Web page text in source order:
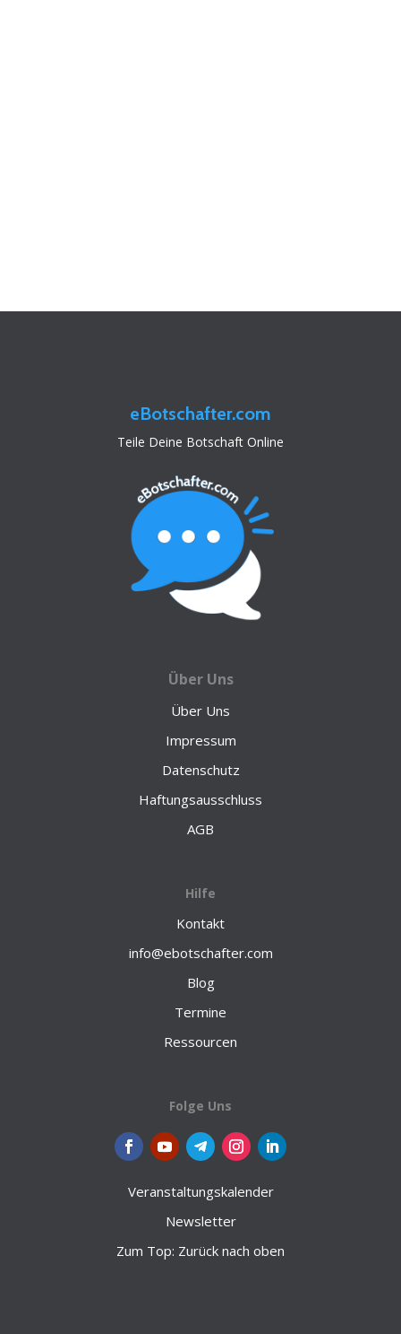
eBotschafter.com
Teile Deine Botschaft Online
Über Uns
Über Uns
Impressum
Datenschutz
Haftungsausschluss
AGB
Hilfe
Kontakt
info@ebotschafter.com
Blog
Termine
Ressourcen
Folge Uns
Veranstaltungskalender
Newsletter
Zum Top: Zurück nach oben